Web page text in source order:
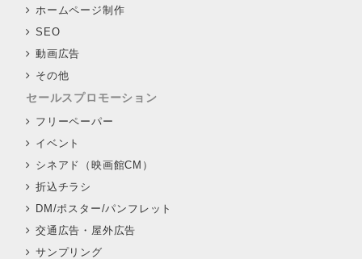
ホームページ制作
SEO
動画広告
その他
セールスプロモーション
フリーペーパー
イベント
シネアド（映画館CM）
折込チラシ
DM/ポスター/パンフレット
交通広告・屋外広告
サンプリング